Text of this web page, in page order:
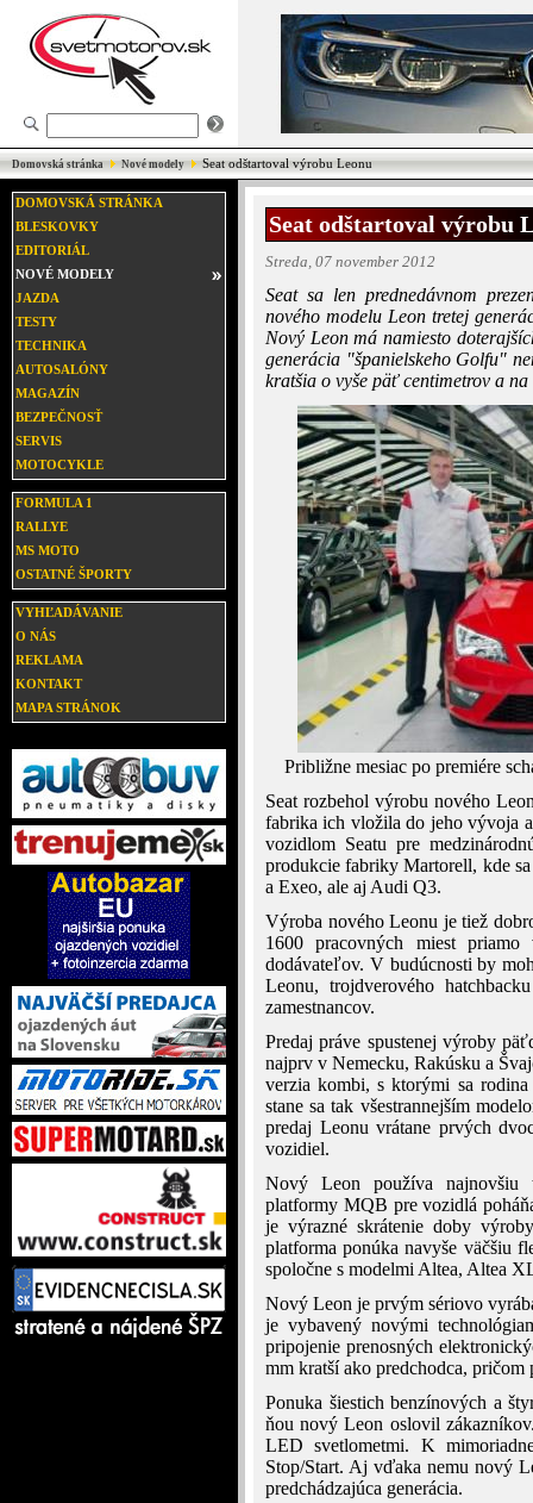
Domovská stránka Nové modely Seat odštartoval výrobu Leonu
DOMOVSKÁ STRÁNKA
BLESKOVKY
EDITORIÁL
NOVÉ MODELY
JAZDA
TESTY
TECHNIKA
AUTOSALÓNY
MAGAZÍN
BEZPEČNOSŤ
SERVIS
MOTOCYKLE
FORMULA 1
RALLYE
MS MOTO
OSTATNÉ ŠPORTY
VYHĽADÁVANIE
O NÁS
REKLAMA
KONTAKT
MAPA STRÁNOK
Seat odštartoval výrobu
Streda, 07 november 2012
Seat sa len prednedávnom
nového modelu Leon tretej
Nový Leon má namiesto
generácia "španielskeho Golfu"
kratšia o vyše päť centimetrov a
Približne mesiac po premiére
Seat rozbehol výrobu nového
fabrika ich vložila do jeho vývoja
vozidlom Seatu pre
produkcie fabriky Martorell, kde
a Exeo, ale aj Audi Q3.
Výroba nového Leonu je tiež
1600 pracovných miest
dodávateľov. V budúcnosti by
Leonu, trojdverového
zamestnancov.
Predaj práve spustenej výroby
najprv v Nemecku, Rakúsku a
verzia kombi, s ktorými sa
stane sa tak všestrannejším
predaj Leonu vrátane prvých
vozidiel.
Nový Leon používa najnovšiu
platformy MQB pre vozidlá
je výrazné skrátenie doby
platforma ponúka navyše väčšiu
spoločne s modelmi Altea, Altea
Nový Leon je prvým sériovo
je vybavený novými
pripojenie prenosných
mm kratší ako predchodca, pričom
Ponuka šiestich benzínových a
ňou nový Leon oslovil
LED svetlometmi. K
Stop/Start. Aj vďaka nemu nový
predchádzajúca generácia.